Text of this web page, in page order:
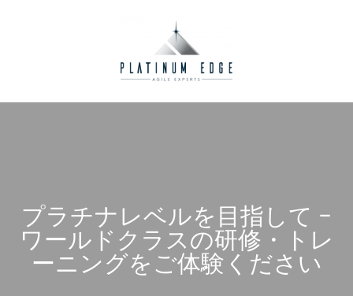
プラチナレベルを目指して –
ワールドクラスの研修・トレ
ーニングをご体験ください